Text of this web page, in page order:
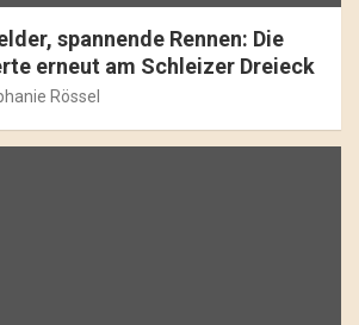
spannende Rennen: Die
erneut am Schleizer Dreieck
Rössel